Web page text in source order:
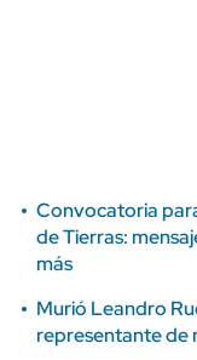
Convocatoria
de Tierras:
más
Murió Leandro
representante de